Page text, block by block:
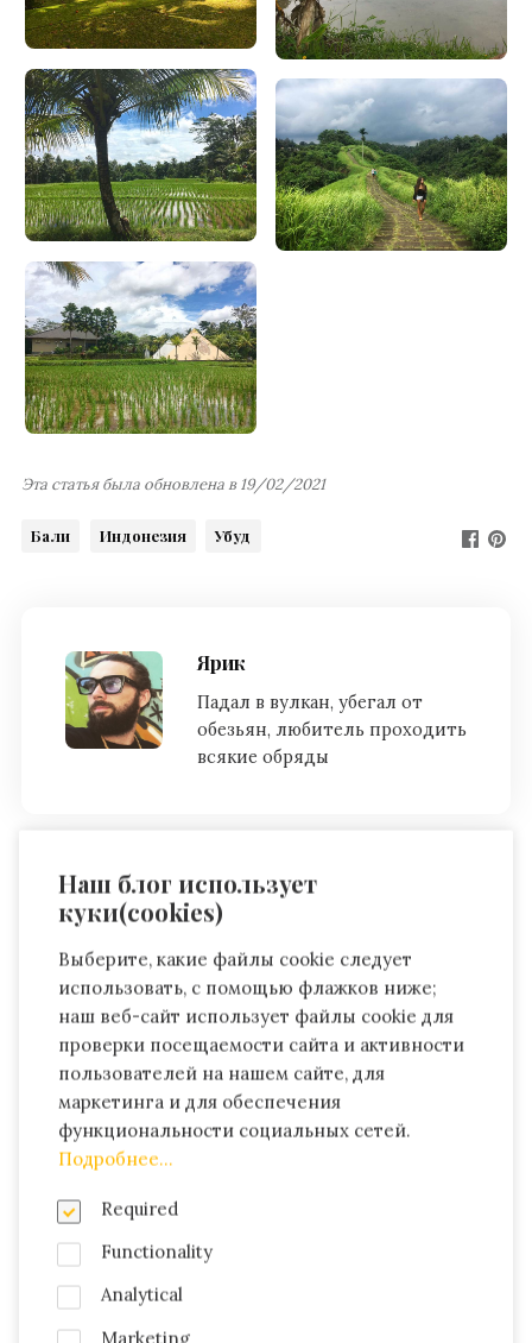
Эта статья была обновлена в 19/02/2021
Бали Индонезия Убуд
Ярик
Падал в вулкан, убегал от
обезьян, любитель проходить
всякие обряды
Букит: пляж Ньянг -
Ньянг и история одного
Букит: пляж "Паданг-
Комментарии
Наш блог использует
куки(cookies)
Выберите, какие файлы cookie следует
использовать, с помощью флажков ниже;
наш веб-сайт использует файлы cookie для
проверки посещаемости сайта и активности
пользователей на нашем сайте, для
маркетинга и для обеспечения
функциональности социальных сетей.
Подробнее...
Required
Functionality
Analytical
Marketing